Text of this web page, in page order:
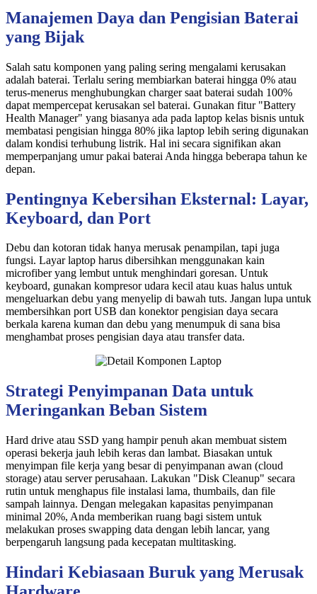
Manajemen Daya dan Pengisian Baterai
yang Bijak
Salah satu komponen yang paling sering mengalami kerusakan
adalah baterai. Terlalu sering membiarkan baterai hingga 0% atau
terus-menerus menghubungkan charger saat baterai sudah 100%
dapat mempercepat kerusakan sel baterai. Gunakan fitur "Battery
Health Manager" yang biasanya ada pada laptop kelas bisnis untuk
membatasi pengisian hingga 80% jika laptop lebih sering digunakan
dalam kondisi terhubung listrik. Hal ini secara signifikan akan
memperpanjang umur pakai baterai Anda hingga beberapa tahun ke
depan.
Pentingnya Kebersihan Eksternal: Layar,
Keyboard, dan Port
Debu dan kotoran tidak hanya merusak penampilan, tapi juga
fungsi. Layar laptop harus dibersihkan menggunakan kain
microfiber yang lembut untuk menghindari goresan. Untuk
keyboard, gunakan kompresor udara kecil atau kuas halus untuk
mengeluarkan debu yang menyelip di bawah tuts. Jangan lupa untuk
membersihkan port USB dan konektor pengisian daya secara
berkala karena kuman dan debu yang menumpuk di sana bisa
menghambat proses pengisian daya atau transfer data.
Strategi Penyimpanan Data untuk
Meringankan Beban Sistem
Hard drive atau SSD yang hampir penuh akan membuat sistem
operasi bekerja jauh lebih keras dan lambat. Biasakan untuk
menyimpan file kerja yang besar di penyimpanan awan (cloud
storage) atau server perusahaan. Lakukan "Disk Cleanup" secara
rutin untuk menghapus file instalasi lama, thumbails, dan file
sampah lainnya. Dengan melegakan kapasitas penyimpanan
minimal 20%, Anda memberikan ruang bagi sistem untuk
melakukan proses swapping data dengan lebih lancar, yang
berpengaruh langsung pada kecepatan multitasking.
Hindari Kebiasaan Buruk yang Merusak